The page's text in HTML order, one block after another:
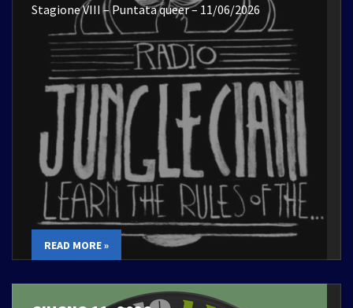
Stagione VIII – Puntata queer – 11/06/2026
READ MORE »